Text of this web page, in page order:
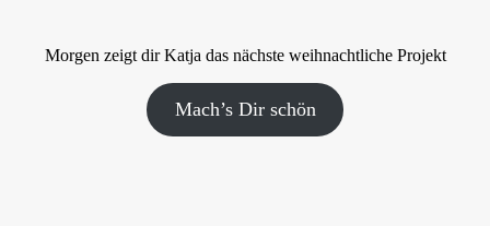
Morgen zeigt dir Katja das nächste weihnachtliche Projekt
Mach’s Dir schön